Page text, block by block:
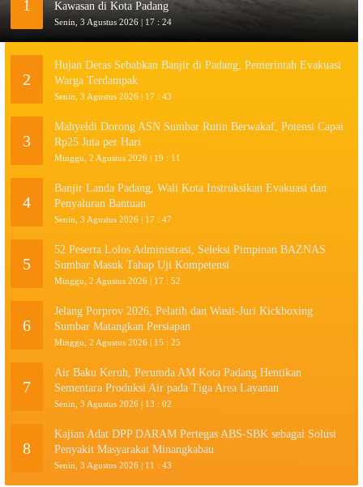
1 Kawasan di Kota Padang
Senin, 3 Agustus 2026 | 17 : 24
2
Hujan Deras Sebabkan Banjir di Padang, Pemerintah Evakuasi
Warga Terdampak
Senin, 3 Agustus 2026 | 17 : 43
3
Mahyeldi Dorong ASN Sumbar Rutin Berwakaf, Potensi Capai
Rp25 Juta per Hari
Minggu, 2 Agustus 2026 | 19 : 11
4
Banjir Landa Padang, Wali Kota Instruksikan Evakuasi dan
Penyaluran Bantuan
Senin, 3 Agustus 2026 | 17 : 47
5
52 Peserta Lolos Administrasi, Seleksi Pimpinan BAZNAS
Sumbar Masuk Tahap Uji Kompetensi
Minggu, 2 Agustus 2026 | 17 : 52
6
Jelang Porprov 2026, Pelatih dan Wasit-Juri Kickboxing
Sumbar Matangkan Persiapan
Minggu, 2 Agustus 2026 | 15 : 25
7
Air Baku Keruh, Perumda AM Kota Padang Hentikan
Sementara Produksi Air pada Tiga Area Layanan
Senin, 3 Agustus 2026 | 13 : 02
8
Kajian Adat DPP DARAM Pertegas ABS-SBK sebagai Solusi
Penyakit Masyarakat Minangkabau
Senin, 3 Agustus 2026 | 11 : 43